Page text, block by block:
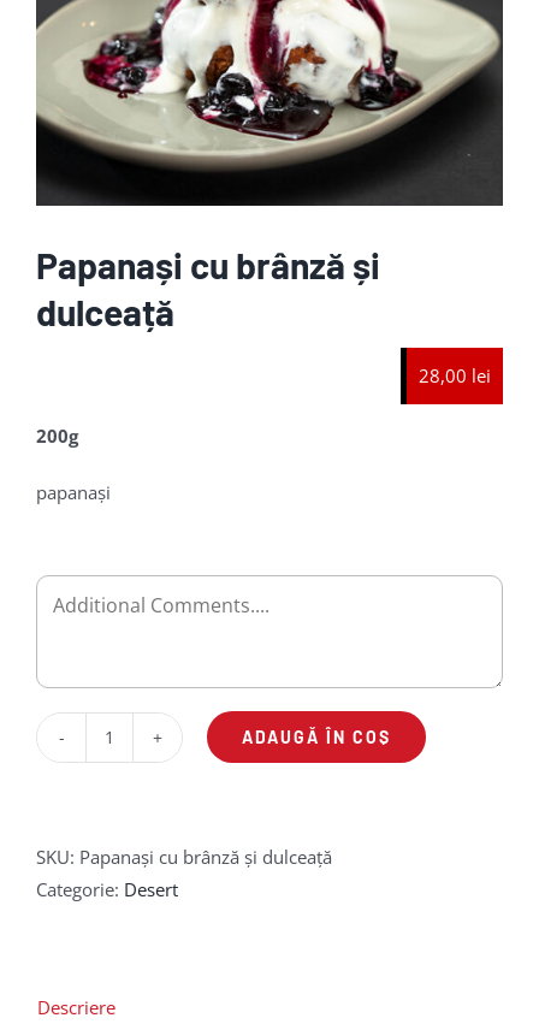
Papanași cu brânză și
dulceață
28,00 lei
200g
papanași
Cantitate
brânză
și
ADAUGĂ ÎN COȘ
SKU: Papanași cu brânză și dulceață
Categorie: Desert
Descriere